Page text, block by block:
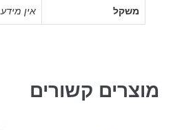
משקל אין מידע
מוצרים קשורים